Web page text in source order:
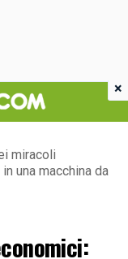
miracoli
una macchina da
×